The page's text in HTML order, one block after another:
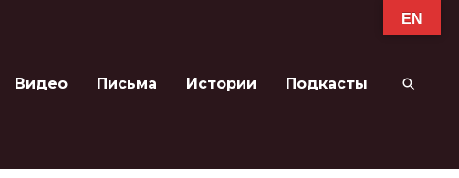
Видео Письма Истории Подкасты Поиск
EN